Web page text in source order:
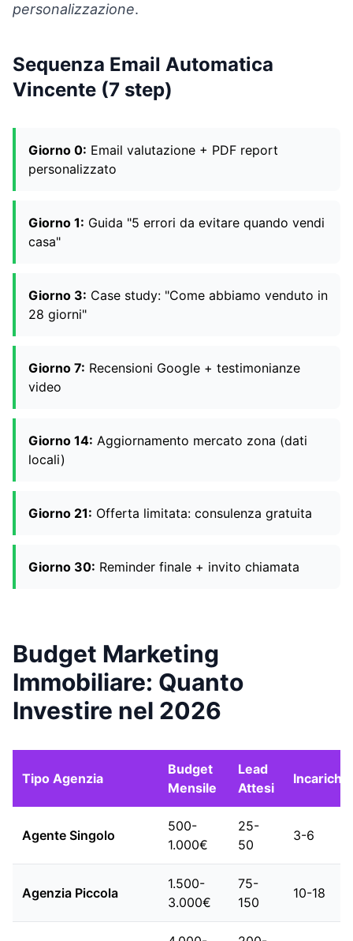
personalizzazione.
Sequenza Email Automatica
Vincente (7 step)
Giorno 0: Email valutazione + PDF report
personalizzato
Giorno 1: Guida "5 errori da evitare quando vendi
casa"
Giorno 3: Case study: "Come abbiamo venduto in
28 giorni"
Giorno 7: Recensioni Google + testimonianze
video
Giorno 14: Aggiornamento mercato zona (dati
locali)
Giorno 21: Offerta limitata: consulenza gratuita
Giorno 30: Reminder finale + invito chiamata
Budget Marketing
Immobiliare: Quanto
Investire nel 2026
Tipo Agenzia
Budget
Mensile
Lead
Attesi
Agente Singolo
500-
1.000€
25-
50
3-6
Agenzia Piccola
1.500-
3.000€
75-
150
10-18